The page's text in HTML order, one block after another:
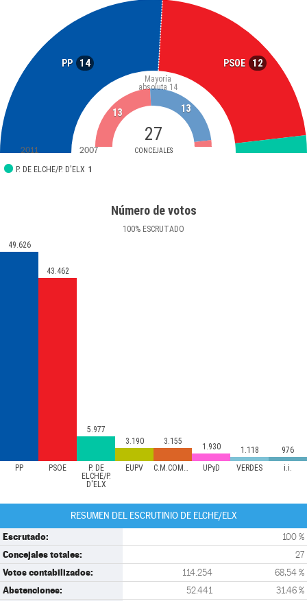
PP 14 PSOE 12
27
CONCEJALES
Mayoría
absoluta 14
P. DE ELCHE/P. D'ELX 1
13 13
2011 2007
Número de votos
100% ESCRUTADO
PP PSOE
P. DE
ELCHE/P.
D'ELX
EUPV C.M.COMPROMIS UPyD VERDES i.i.
49.626
43.462
5.977
3.190
3.155
1.930 1.118 976
RESUMEN DEL ESCRUTINIO DE ELCHE/ELX
Escrutado: 100 %
Concejales totales: 27
Votos contabilizados: 114.254 68,54 %
Abstenciones: 52.441 31,46 %